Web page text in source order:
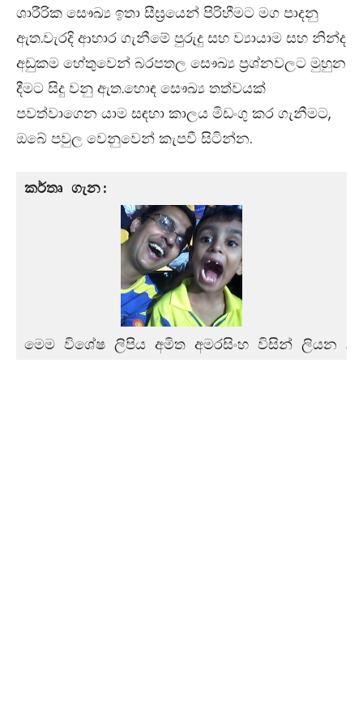
ශාරීරික සෞඛ්‍ය ඉතා සීඝ්‍රයෙන් පිරිහීමට මග පාදනු
ඇත.වැරදි ආහාර ගැනීමේ පුරුදු සහ ව්‍යායාම සහ නින්ද
අඩුකම හේතුවෙන් බරපතල සෞඛ්‍ය ප්‍රශ්නවලට මුහුන
දීමට සිදු වනු ඇත.හොඳ සෞඛ්‍ය තත්වයක්
පවත්වාගෙන යාම සඳහා කාලය මිඩංගු කර ගැනීමට,
ඔබේ පවුල වෙනුවෙන් කැපවී සිටින්න.
කර්තෘ ගැන
මෙම විශේෂ ලිපිය අමිත අමරසිංහ විසින් ලියන